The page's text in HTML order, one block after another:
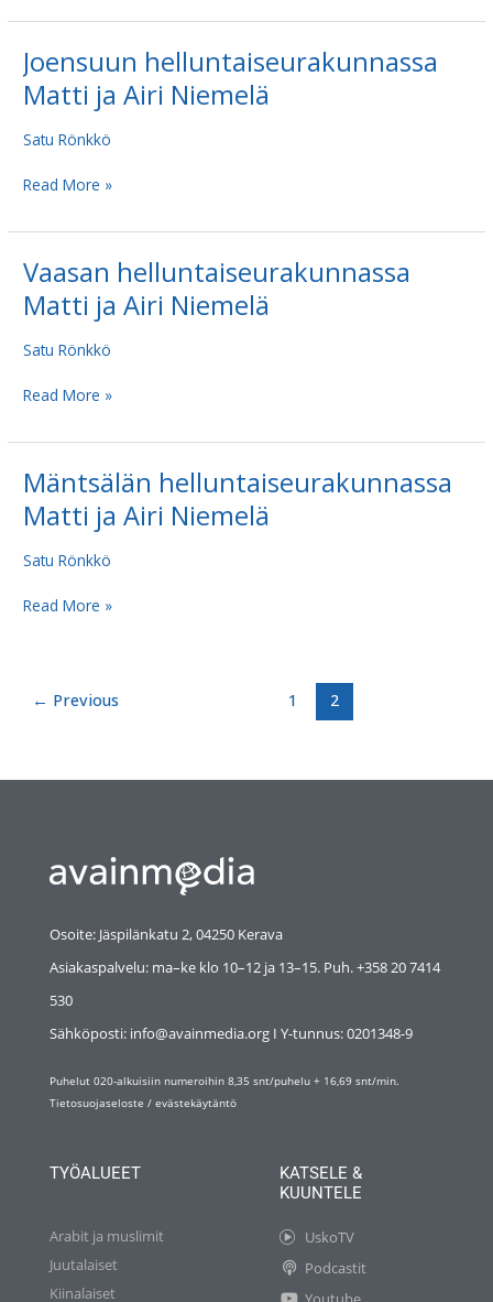
Joensuun helluntaiseurakunnassa
Matti ja Airi Niemelä
Satu Rönkkö
Joensuun
helluntaiseurakunnassa
Matti
Airi
Niemelä
Read More »
Vaasan helluntaiseurakunnassa
Matti ja Airi Niemelä
Satu Rönkkö
Vaasan
Matti
Airi
Niemelä
Read More »
Mäntsälän helluntaiseurakunnassa
Matti ja Airi Niemelä
Satu Rönkkö
Mäntsälän
Matti
Airi
Niemelä
Read More »
← Previous 1 2
Osoite: Jäspilänkatu 2, 04250 Kerava
Asiakaspalvelu: ma–ke klo 10–12 ja 13–15. Puh. +358 20 7414
530
Sähköposti: info@avainmedia.org I Y-tunnus:0201348-9
Puhelut 020-alkuisiin numeroihin 8,35 snt/puhelu + 16,69 snt/min.
Tietosuojaseloste / evästekäytäntö
TYÖALUEET
Arabit ja muslimit
Juutalaiset
Kiinalaiset
KATSELE &
KUUNTELE
UskoTV
Podcastit